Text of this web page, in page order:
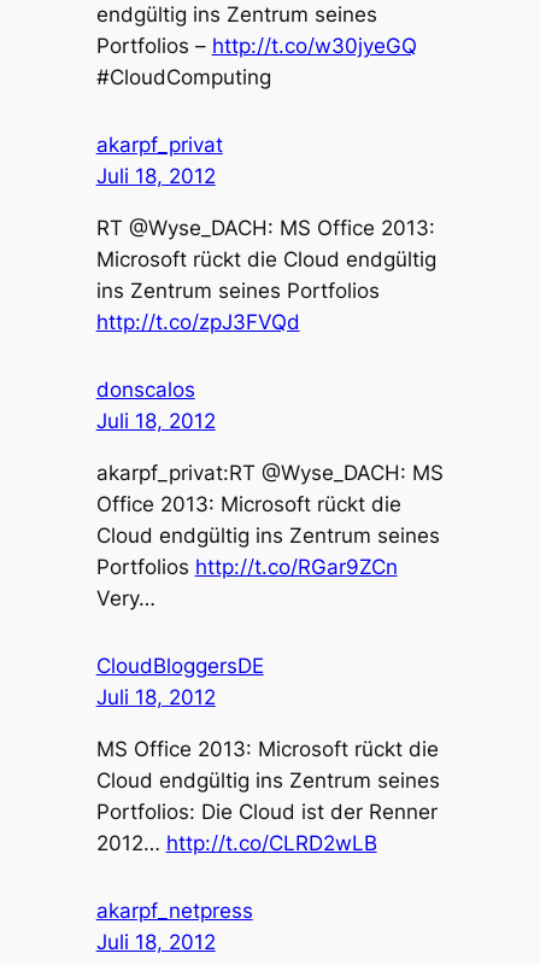
endgültig ins Zentrum seines
Portfolios – http://t.co/w30jyeGQ
#CloudComputing
akarpf_privat
Juli 18, 2012
RT @Wyse_DACH: MS Office 2013:
Microsoft rückt die Cloud endgültig
ins Zentrum seines Portfolios
http://t.co/zpJ3FVQd
donscalos
Juli 18, 2012
akarpf_privat:RT @Wyse_DACH: MS
Office 2013: Microsoft rückt die
Cloud endgültig ins Zentrum seines
Portfolios http://t.co/RGar9ZCn
Very…
CloudBloggersDE
Juli 18, 2012
MS Office 2013: Microsoft rückt die
Cloud endgültig ins Zentrum seines
Portfolios: Die Cloud ist der Renner
2012… http://t.co/CLRD2wLB
akarpf_netpress
Juli 18, 2012